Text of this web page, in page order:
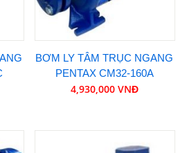
BƠM LY TÂM TRỤC NGANG
PENTAX CM32-160A
4,930,000 VNĐ